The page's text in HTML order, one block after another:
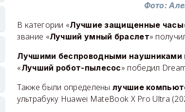
Фото:
В категории «Лучшие защищенные часы
звание «Лучший умный браслет»
Лучшими беспроводными наушниками
«Лучший робот-пылесос» победил
Также были определенылучшие
ультрабуку Huawei MateBook X Pro Ultra